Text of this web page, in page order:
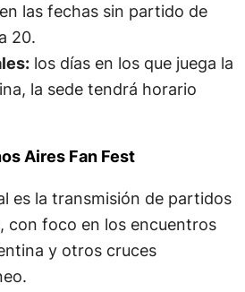
las fechas sin partido de
20.
los días en los que juega la
la sede tendrá horario
Aires Fan Fest
es la transmisión de partidos
, con foco en los encuentros
y otros cruces